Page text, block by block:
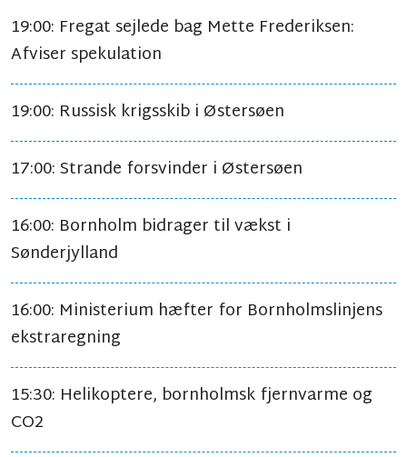
19:00: Fregat sejlede bag Mette Frederiksen:
Afviser spekulation
19:00: Russisk krigsskib i Østersøen
17:00: Strande forsvinder i Østersøen
16:00: Bornholm bidrager til vækst i
Sønderjylland
16:00: Ministerium hæfter for Bornholmslinjens
ekstraregning
15:30: Helikoptere, bornholmsk fjernvarme og
CO2